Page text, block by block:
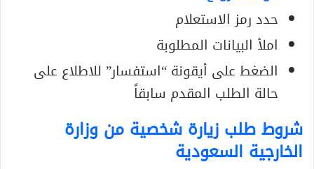
حدد رمز الاستعلام
املأ البيانات المطلوبة
الضغط على أيقونة “استفسار” للاطلاع على
حالة الطلب المقدم سابقاً
شروط طلب زيارة شخصية من وزارة
الخارجية السعودية